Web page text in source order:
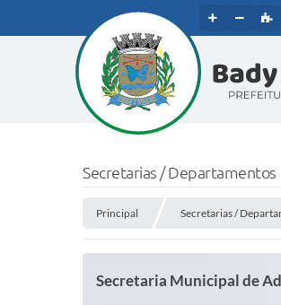
Secretarias / Departamentos
Principal Secretarias /
Secretaria Municipal de